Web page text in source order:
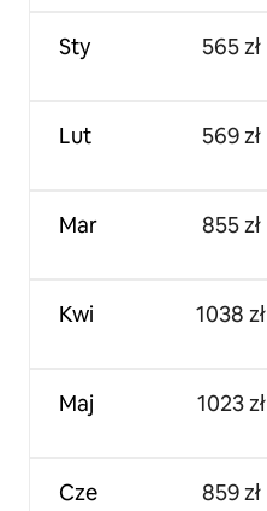
Sty
Lut
Mar
Kwi
Maj
Cze
565 zł
569 zł
855 zł
1038 zł
1023 zł
859 zł